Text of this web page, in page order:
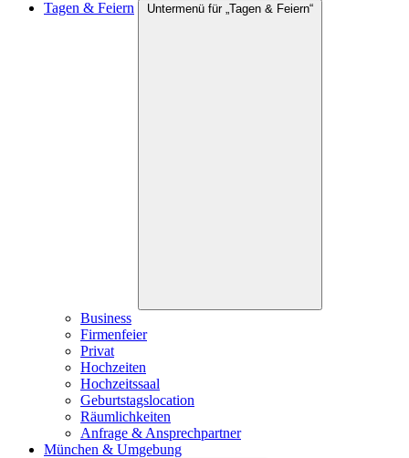
Tagen & Feiern
Untermenü für „Tagen & Feiern“
Business
Firmenfeier
Privat
Hochzeiten
Hochzeitssaal
Geburtstagslocation
Räumlichkeiten
Anfrage & Ansprechpartner
München & Umgebung